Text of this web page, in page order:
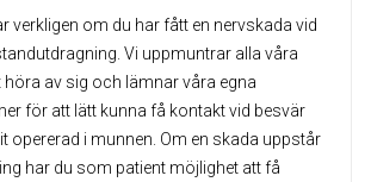
verkligen om du har fått en nervskada vid
Vi uppmuntrar alla våra
höra av sig och lämnar våra egna
för att lätt kunna få kontakt vid besvär
opererad i munnen. Om en skada uppstår
har du som patient möjlighet att få